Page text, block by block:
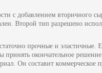
с добавлением вторичного
Второй тип разрешено
прочные и эластичные.
окончательное
Он составит коммерческое